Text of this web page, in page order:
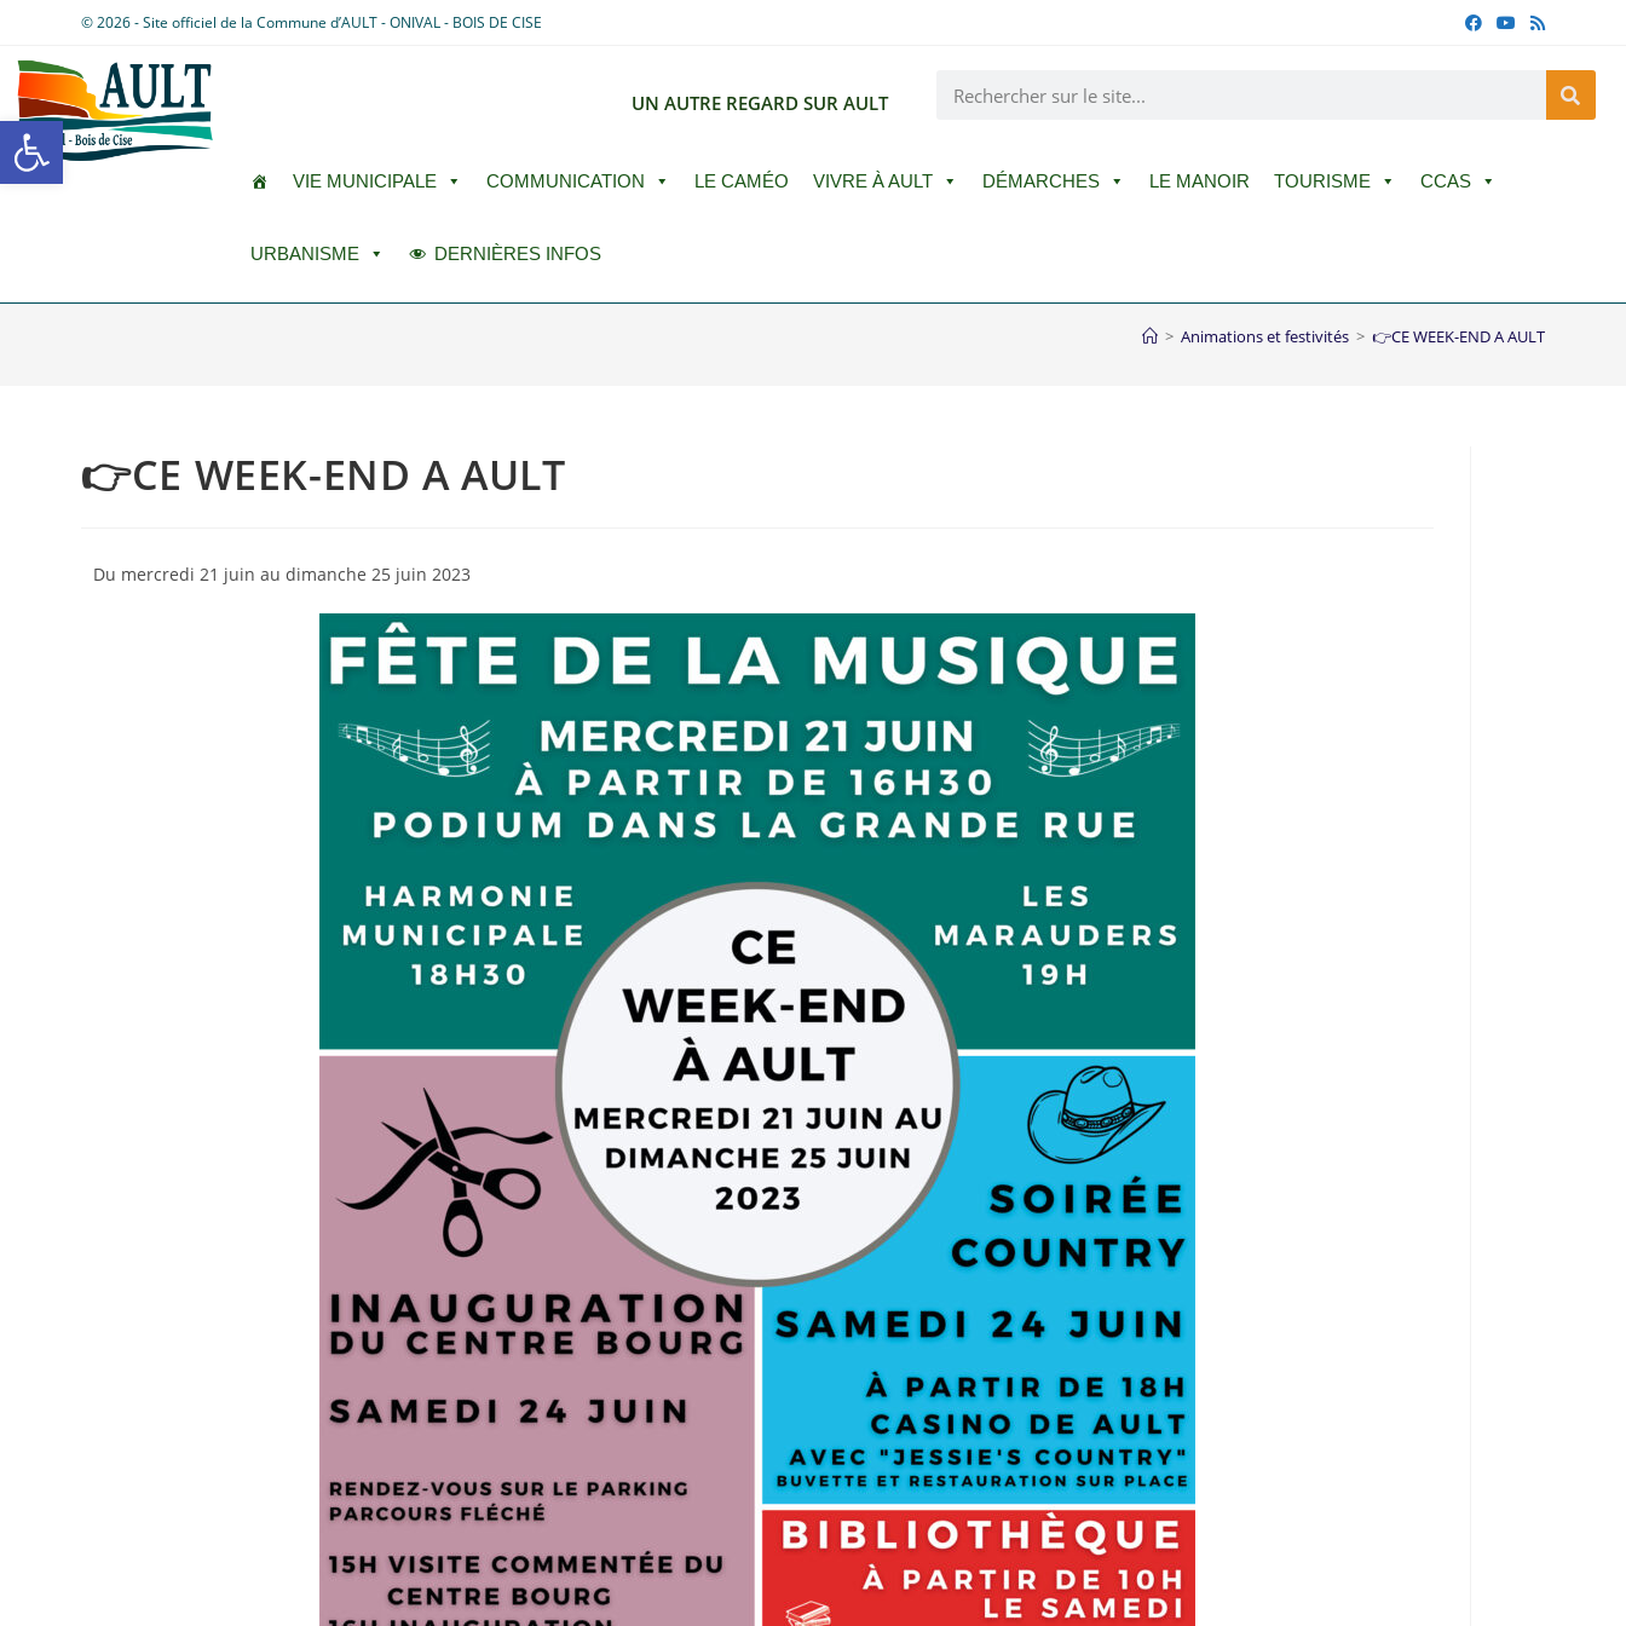
Ouvrir la barre d’outils
© 2026 - Site officiel de la Commune d’AULT - ONIVAL - BOIS DE CISE
UN AUTRE REGARD SUR AULT
VIE MUNICIPALE COMMUNICATION LE CAMÉO VIVRE À AULT DÉMARCHES LE MANOIR TOURISME CCAS
URBANISME DERNIÈRES INFOS
> Animations et festivités > 👉CE WEEK-END A AULT
👉CE WEEK-END A AULT
Du mercredi 21 juin au dimanche 25 juin 2023